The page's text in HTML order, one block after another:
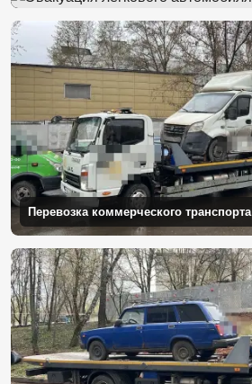
Перевозка коммерческого транспорта